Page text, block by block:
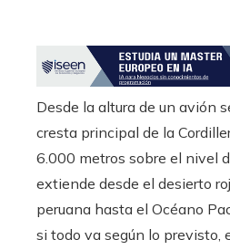
Desde la altura de un avión
cresta principal de la
6.000 metros sobre el nivel
extiende desde el desierto
peruana hasta el Océano
si todo va según lo previsto,